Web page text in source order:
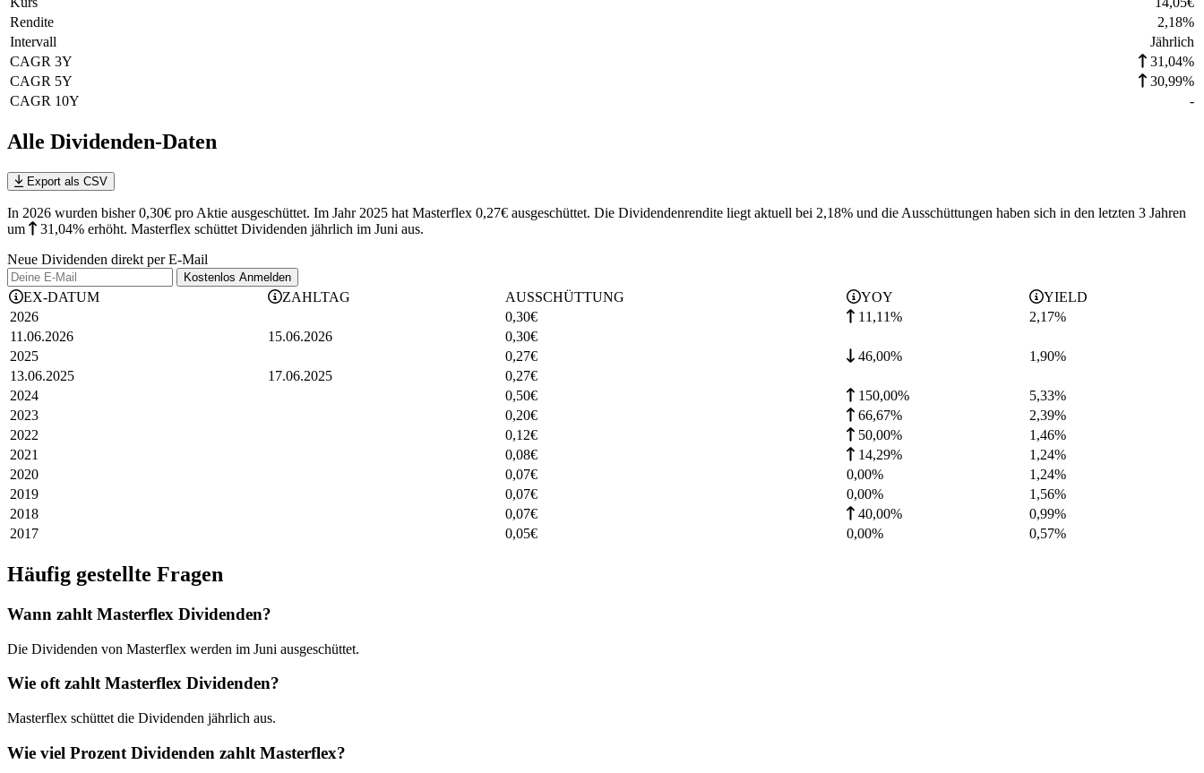
Rendite
2,18%
Intervall
Jährlich
CAGR 3Y
31,04%
CAGR 5Y
30,99%
CAGR 10Y
-
Alle Dividenden-Daten
Export als CSV
In 2026 wurden bisher 0,30€ pro Aktie ausgeschüttet. Im Jahr 2025 hat Masterflex 0,27€ ausgeschüttet. Die Dividendenrendite liegt aktuell bei 2,18% und die Ausschüttungen haben sich in den letzten 3 Jahren
um
31,04% erhöht. Masterflex schüttet Dividenden jährlich im Juni aus.
Neue Dividenden direkt per E-Mail
Kostenlos Anmelden
EX-DATUM ZAHLTAG AUSSCHÜTTUNG YOY
YIELD
2026
0,30€ 11,11% 2,17%
11.06.2026
15.06.2026 0,30€
2025
0,27€ 46,00% 1,90%
13.06.2025
17.06.2025 0,27€
2024
0,50€ 150,00% 5,33%
2023
0,20€ 66,67% 2,39%
2022
0,12€ 50,00% 1,46%
2021
0,08€ 14,29% 1,24%
2020
0,07€ 0,00% 1,24%
2019
0,07€ 0,00% 1,56%
2018
0,07€ 40,00% 0,99%
2017
0,05€ 0,00% 0,57%
Häufig gestellte Fragen
Wann zahlt Masterflex Dividenden?
Die Dividenden von Masterflex werden im Juni ausgeschüttet.
Wie oft zahlt Masterflex Dividenden?
Masterflex schüttet die Dividenden jährlich aus.
Wie viel Prozent Dividenden zahlt Masterflex?